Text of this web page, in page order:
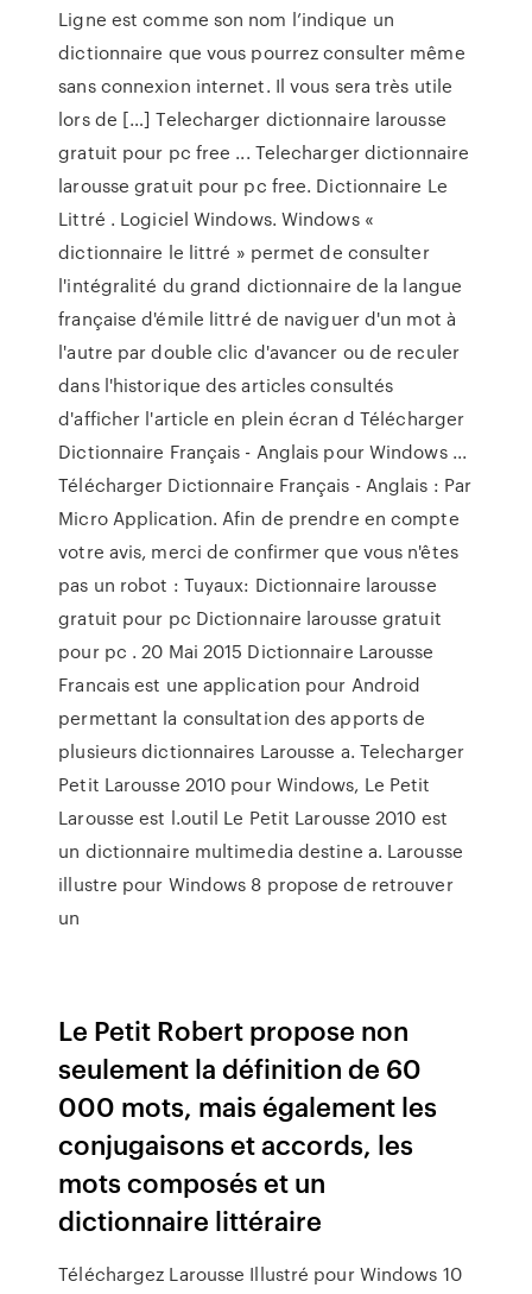
Ligne est comme son nom l’indique un
dictionnaire que vous pourrez consulter même
sans connexion internet. Il vous sera très utile
lors de […] Telecharger dictionnaire larousse
gratuit pour pc free ... Telecharger dictionnaire
larousse gratuit pour pc free. Dictionnaire Le
Littré . Logiciel Windows. Windows «
dictionnaire le littré » permet de consulter
l'intégralité du grand dictionnaire de la langue
française d'émile littré de naviguer d'un mot à
l'autre par double clic d'avancer ou de reculer
dans l'historique des articles consultés
d'afficher l'article en plein écran d Télécharger
Dictionnaire Français - Anglais pour Windows ...
Télécharger Dictionnaire Français - Anglais : Par
Micro Application. Afin de prendre en compte
votre avis, merci de confirmer que vous n'êtes
pas un robot : Tuyaux: Dictionnaire larousse
gratuit pour pc Dictionnaire larousse gratuit
pour pc . 20 Mai 2015 Dictionnaire Larousse
Francais est une application pour Android
permettant la consultation des apports de
plusieurs dictionnaires Larousse a. Telecharger
Petit Larousse 2010 pour Windows, Le Petit
Larousse est l.outil Le Petit Larousse 2010 est
un dictionnaire multimedia destine a. Larousse
illustre pour Windows 8 propose de retrouver
un
Le Petit Robert propose non
seulement la définition de 60
000 mots, mais également les
conjugaisons et accords, les
mots composés et un
dictionnaire littéraire
Téléchargez Larousse Illustré pour Windows 10